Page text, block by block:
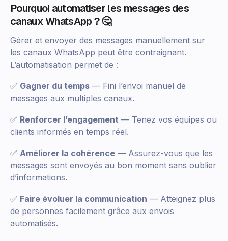
Pourquoi automatiser les messages des
canaux WhatsApp ? 🤔
Gérer et envoyer des messages manuellement sur
les canaux WhatsApp peut être contraignant.
L’automatisation permet de :
✅ Gagner du temps — Fini l’envoi manuel de
messages aux multiples canaux.
✅ Renforcer l’engagement — Tenez vos équipes ou
clients informés en temps réel.
✅ Améliorer la cohérence — Assurez-vous que les
messages sont envoyés au bon moment sans oublier
d’informations.
✅ Faire évoluer la communication — Atteignez plus
de personnes facilement grâce aux envois
automatisés.